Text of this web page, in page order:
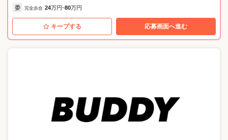
の変化に合わせた環境移行が可能です。 あなたの「今」に最適なスタイ
026年 2店舗 ▶︎ 2026年3月 KAHALA宇都宮 オープン！ 【積極募集エ
リア】 ・栃木エリア（小山・栃木・自治医大・真岡・宇都宮・さくら・
矢板・烏山・足利） ・茨城エリア （筑西・結城・下館） ・群馬県
が幅広く活躍中★ ・40代以上の採用も積極的 ・ブランクがある方も安
心！営業時間内に研修あり ・パパママ美容師が多数在籍しています ★働
きやすさ・こだわり★ ・店舗数が充実しているため最寄りの店舗で働く
ことが可能です！ ・ミルボン、プジョリ、イルミナカラーなど、高品質
委 完全歩合 24万円~80万円
キープする 応募画面へ進む